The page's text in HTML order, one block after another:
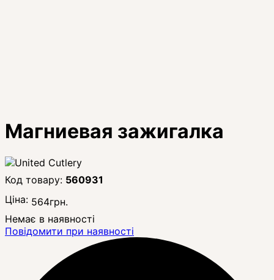
Магниевая зажигалка
560931
Ціна: 564грн.
Немає в наявності
Повідомити при наявності